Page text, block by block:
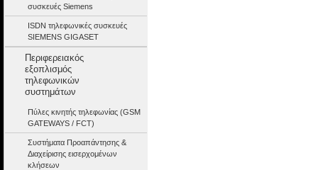
συσκευές Siemens
ISDN τηλεφωνικές συσκευές
SIEMENS GIGASET
Περιφερειακός
εξοπλισμός
τηλεφωνικών
συστημάτων
Πύλες κινητής τηλεφωνίας (GSM
GATEWAYS / FCT)
Συστήματα Προαπάντησης &
Διαχείρισης εισερχομένων
κλήσεων